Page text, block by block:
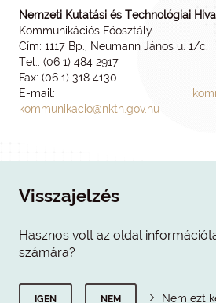
Nemzeti Kutatási és Technológiai
Kommunikációs Főosztály
Cím: 1117 Bp., Neumann János u. 1/c.
Tel.: (06 1) 484 2917
Fax: (06 1) 318 4130
E-mail:
kommunikacio@nkth.gov.hu
Visszajelzés
Hasznos volt az oldal
számára?
IGEN NEM Nem ezt